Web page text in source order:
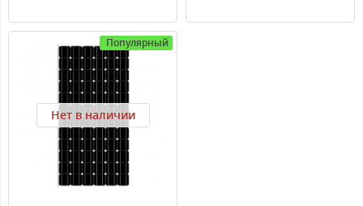
Популярный
Нет в наличии